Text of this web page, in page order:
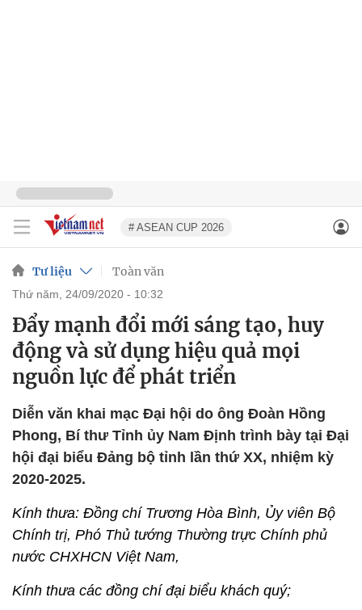
# ASEAN CUP 2026
Tư liệu Toàn văn
thứ năm, 24/09/2020 - 10:32
Đẩy mạnh đổi mới sáng tạo, huy
động và sử dụng hiệu quả mọi
nguồn lực để phát triển
Diễn văn khai mạc Đại hội do ông Đoàn Hồng
Phong, Bí thư Tỉnh ủy Nam Định trình bày tại Đại
hội đại biểu Đảng bộ tỉnh lần thứ XX, nhiệm kỳ
2020-2025.
Kính thưa: Đồng chí Trương Hòa Bình, Ủy viên Bộ
Chính trị, Phó Thủ tướng Thường trực Chính phủ
nước CHXHCN Việt Nam,
Kính thưa các đồng chí đại biểu khách quý;